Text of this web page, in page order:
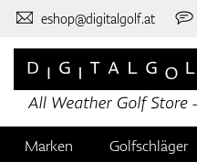
eshop@digitalgolf.at
Marken Golfschläger